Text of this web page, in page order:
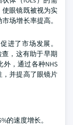
眼镜既被视为实
场增长率提高。
进了市场发展。
查，这有助于早期
，通过各种NHS
并提高了眼镜片
的速度增长。